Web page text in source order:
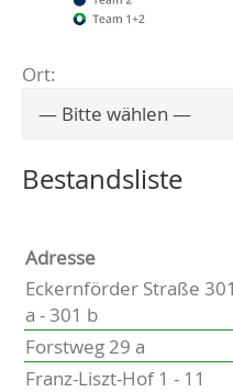
Eckernförde
Heikendorf
Kronshagen
Schwentinental
Preetz
Heide
Bordesholm
Elmshorn
Ort:
Wählen Sie einen Ort,
Bestandsliste
Adresse
Eckernförder Straße
a - 301 b
Forstweg 29 a
Franz-Liszt-Hof 1 - 11